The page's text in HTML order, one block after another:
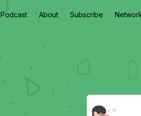
Podcast About Subscribe